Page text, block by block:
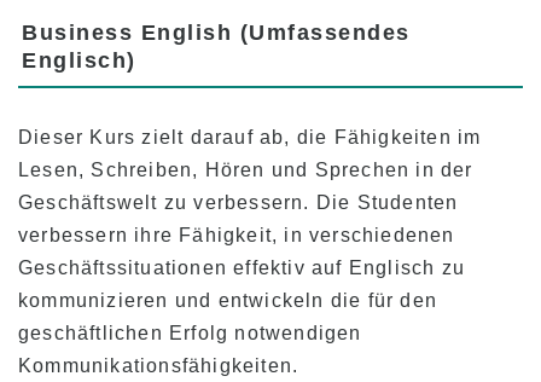
TOEIC & TOEFL Vorbereitung
Gebühren
Studiengebühren für neue Studenten mit F-1
Visum
Studiengebühren für Inhaber von Nicht-
Studentenvisa (ESTA, e-Visa, etc.)
Studiengebühren für Kama’aina (U.S.
Staatsbürger oder Green Card Inhaber)
Business English (Umfassendes
Englisch)
Dieser Kurs zielt darauf ab, die Fähigkeiten im
Lesen, Schreiben, Hören und Sprechen in der
Geschäftswelt zu verbessern. Die Studenten
verbessern ihre Fähigkeit, in verschiedenen
Geschäftssituationen effektiv auf Englisch zu
kommunizieren und entwickeln die für den
geschäftlichen Erfolg notwendigen
Kommunikationsfähigkeiten.